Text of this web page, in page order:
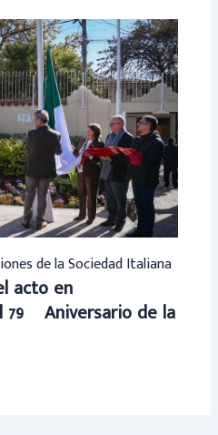
de la Sociedad Italiana
acto en
79º Aniversario de la